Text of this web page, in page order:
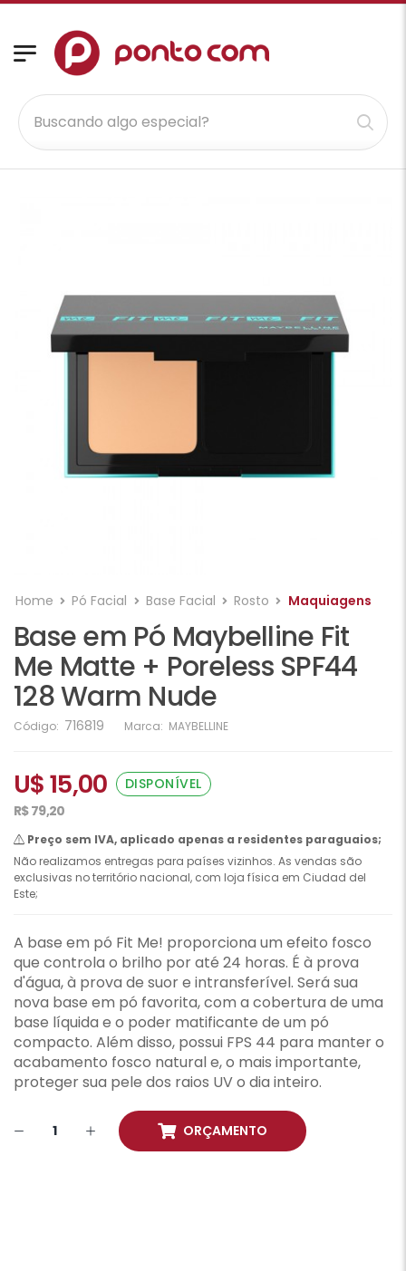
Home Pó Facial Base Facial Rosto Maquiagens
Base em Pó Maybelline Fit
Me Matte + Poreless SPF44
128 Warm Nude
Código: 716819 Marca: MAYBELLINE
U$ 15,00
DISPONÍVEL
R$ 79,20
Preço sem IVA, aplicado apenas a residentes paraguaios;
Não realizamos entregas para países vizinhos. As vendas são
exclusivas no território nacional, com loja física em Ciudad del
Este;
A base em pó Fit Me! proporciona um efeito fosco
que controla o brilho por até 24 horas. É à prova
d'água, à prova de suor e intransferível. Será sua
nova base em pó favorita, com a cobertura de uma
base líquida e o poder matificante de um pó
compacto. Além disso, possui FPS 44 para manter o
acabamento fosco natural e, o mais importante,
proteger sua pele dos raios UV o dia inteiro.
ORÇAMENTO